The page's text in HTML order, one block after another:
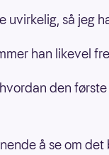
uvirkelig, så jeg
han likevel
den
å se om det